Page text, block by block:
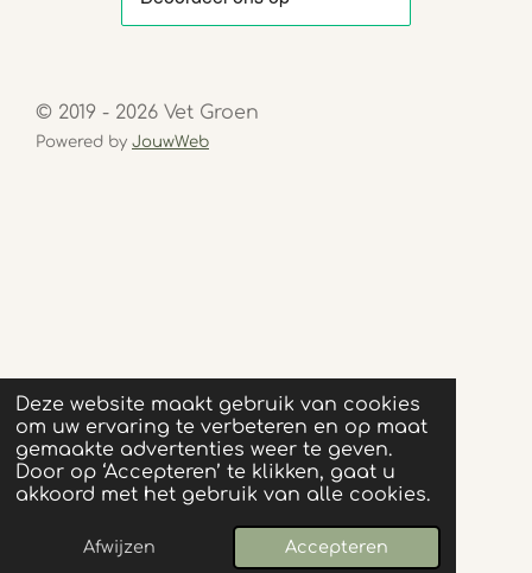
Deze website maakt gebruik van cookies
om uw ervaring te verbeteren en op maat
gemaakte advertenties weer te geven.
Door op ‘Accepteren’ te klikken, gaat u
akkoord met het gebruik van alle cookies.
Afwijzen Accepteren
© 2019 - 2026 Vet Groen
Powered by JouwWeb